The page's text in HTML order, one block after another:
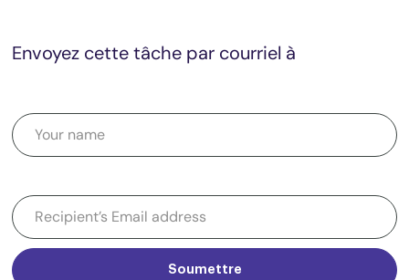
Envoyez cette tâche par courriel à
Soumettre